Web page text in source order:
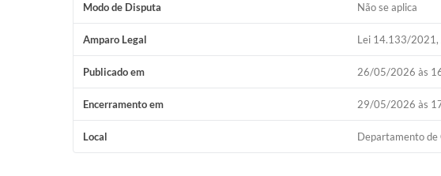
Modo de Disputa Não se aplica
Amparo Legal Lei 14.133/2021,
Publicado em 26/05/2026 às
Encerramento em 29/05/2026 às
Local Departamento de